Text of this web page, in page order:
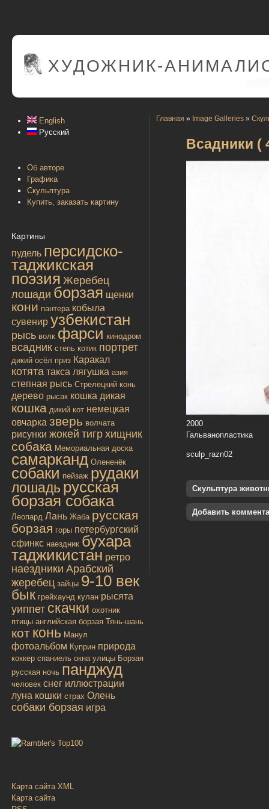
ХУДОЖНИК-
English
Русский
Об авторе
Графика
Скульптура
Купить, заказать картину
Картины
пудель персидско-
таджикская
поэзия Жеребец
лошади борзая щенки
кони пантера кобыла
сувенир узбекистан
рысь волк фарси кинодром
всадник степь котик портрет
дикий осёл приз Каракал
котята такса лягушка азия
степная рысь Стрелецкий конь
дерево рысак кошка дикая
кошка дикий кот немецкая
овчарка зверь волчата
рисунки жокей тигр хищник
собака Мемориальная доска
самарканд Олененёк
собаки пейзаж рудаки
лошадь русская
борзая собака
Леопард Лань Жаба русская
борзая горы петербургский
сфинкс наездник бухара
таджикистан ретро
наездники Арабский
жеребец зайцы 9-10 век
бык грейхаунд кулан рысята
уиппет скачки охотник
птицы английская борзая Тянь-шань
кот конь Манул
фотоальбом Куприн природа
коккер спаниель окна улицы Борзая
русская ночь панджуд
человек снег иллюстрации
луна кошки страх Олень
собаки борзая игра
Карта сайта XML
Карта сайта
Главная » Image Galleries »
Всадники (
2000
Гальванопластика
sculp_razn02
Скульптура
Добавить